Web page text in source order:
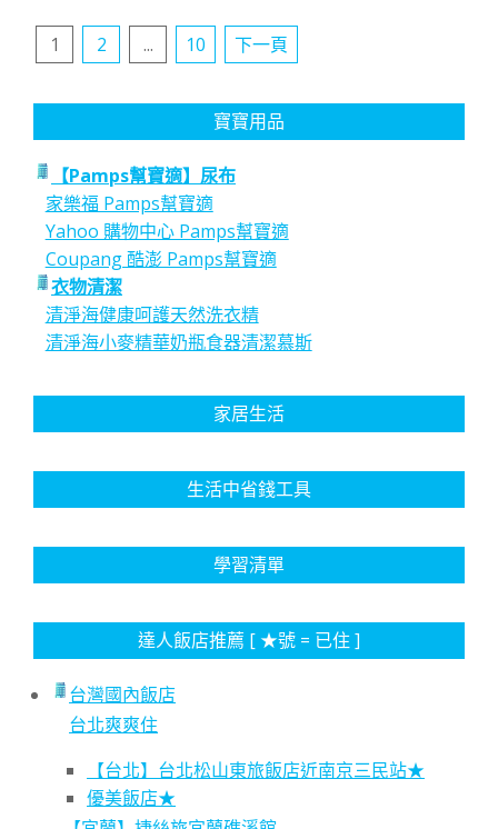
文
頁
1 2 ... 10 下一頁
寶寶用品
【Pamps幫寶適】尿布
家樂福 Pamps幫寶適
Yahoo 購物中心 Pamps幫寶適
Coupang 酷澎 Pamps幫寶適
衣物清潔
清淨海健康呵護天然洗衣精
清淨海小麥精華奶瓶食器清潔慕斯
家居生活
生活中省錢工具
學習清單
達人飯店推薦 [ ★號 = 已住 ]
台灣國內飯店
台北爽爽住
【台北】台北松山東旅飯店近南京三民站★
優美飯店★